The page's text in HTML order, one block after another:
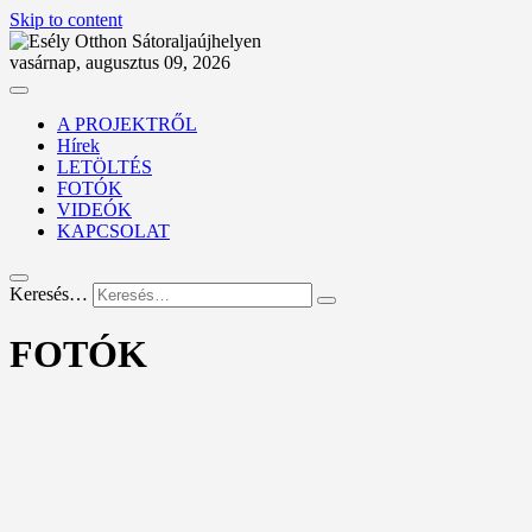
Skip to content
vasárnap, augusztus 09, 2026
A PROJEKTRŐL
Hírek
LETÖLTÉS
FOTÓK
VIDEÓK
KAPCSOLAT
Keresés…
FOTÓK